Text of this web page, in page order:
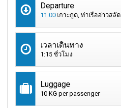
Departure
11:00 เกาะกูด, ท่าเรืออ่าวสลัด
เวลาเดินทาง
1:15 ชั่วโมง
Luggage
10 KG per passenger